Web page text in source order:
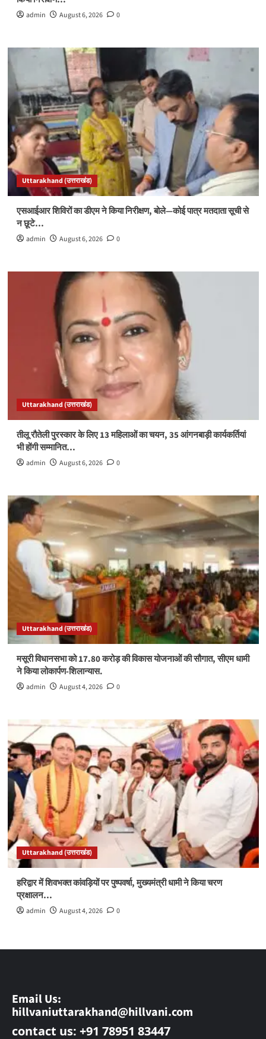
admin August 6, 2026 0
Uttarakhand (उत्तराखंड)
एसआईआर शिविरों का डीएम ने किया निरीक्षण, बोले—कोई पात्र मतदाता सूची से
न छूटे…
admin August 6, 2026 0
Uttarakhand (उत्तराखंड)
तीलू रौतेली पुरस्कार के लिए 13 महिलाओं का चयन, 35 आंगनबाड़ी कार्यकर्तियां
भी होंगी सम्मानित…
admin August 6, 2026 0
Uttarakhand (उत्तराखंड)
मसूरी विधानसभा को 17.80 करोड़ की विकास योजनाओं की सौगात, सीएम धामी
ने किया लोकार्पण-शिलान्यास.
admin August 4, 2026 0
Uttarakhand (उत्तराखंड)
हरिद्वार में शिवभक्त कांवड़ियों पर पुष्पवर्षा, मुख्यमंत्री धामी ने किया चरण
प्रक्षालन…
admin August 4, 2026 0
Email Us:
hillvaniuttarakhand@hillvani.com
contact us: +91 78951 83447